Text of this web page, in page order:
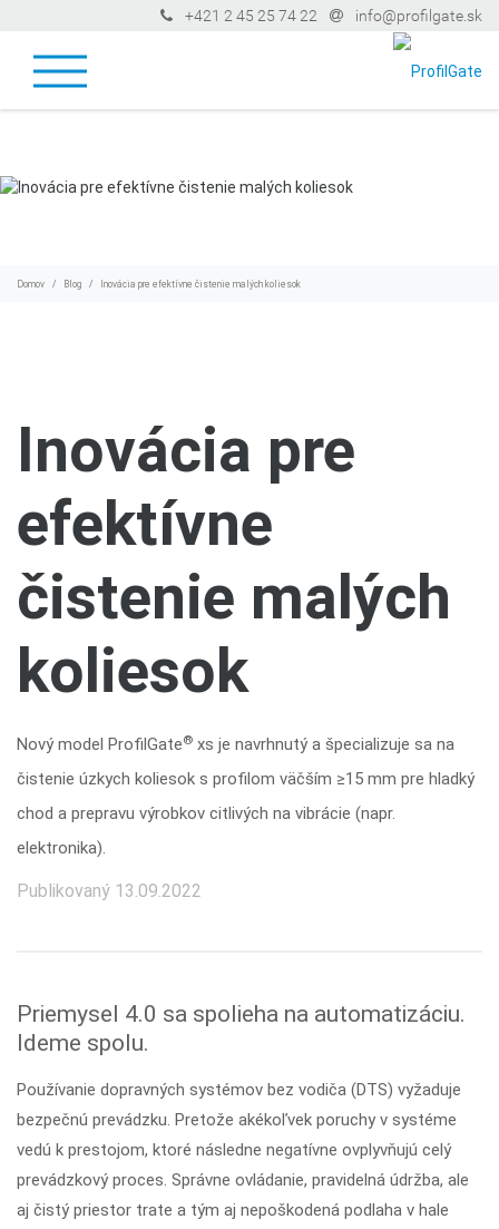
+421 2 45 25 74 22 info@profilgate.sk
Domov Blog Inovácia pre efektívne čistenie malých koliesok
Inovácia pre
efektívne
čistenie malých
koliesok
Nový model ProfilGate® xs je navrhnutý a špecializuje sa na
čistenie úzkych koliesok s profilom väčším ≥15 mm pre hladký
chod a prepravu výrobkov citlivých na vibrácie (napr.
elektronika).
Publikovaný 13.09.2022
Priemysel 4.0 sa spolieha na automatizáciu.
Ideme spolu.
Používanie dopravných systémov bez vodiča (DTS) vyžaduje
bezpečnú prevádzku. Pretože akékoľvek poruchy v systéme
vedú k prestojom, ktoré následne negatívne ovplyvňujú celý
prevádzkový proces. Správne ovládanie, pravidelná údržba, ale
aj čistý priestor trate a tým aj nepoškodená podlaha v hale